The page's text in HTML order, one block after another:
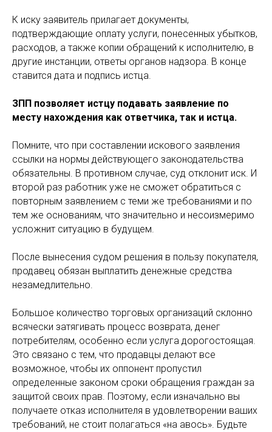
К иску заявитель прилагает документы,
подтверждающие оплату услуги, понесенных убытков,
расходов, а также копии обращений к исполнителю, в
другие инстанции, ответы органов надзора. В конце
ставится дата и подпись истца.
ЗПП позволяет истцу подавать заявление по
месту нахождения как ответчика, так и истца.
Помните, что при составлении искового заявления
ссылки на нормы действующего законодательства
обязательны. В противном случае, суд отклонит иск. И
второй раз работник уже не сможет обратиться с
повторным заявлением с теми же требованиями и по
тем же основаниям, что значительно и несоизмеримо
усложнит ситуацию в будущем.
После вынесения судом решения в пользу покупателя,
продавец обязан выплатить денежные средства
незамедлительно.
Большое количество торговых организаций склонно
всячески затягивать процесс возврата, денег
потребителям, особенно если услуга дорогостоящая.
Это связано с тем, что продавцы делают все
возможное, чтобы их оппонент пропустил
определенные законом сроки обращения граждан за
защитой своих прав. Поэтому, если изначально вы
получаете отказ исполнителя в удовлетворении ваших
требований, не стоит полагаться «на авось». Будьте